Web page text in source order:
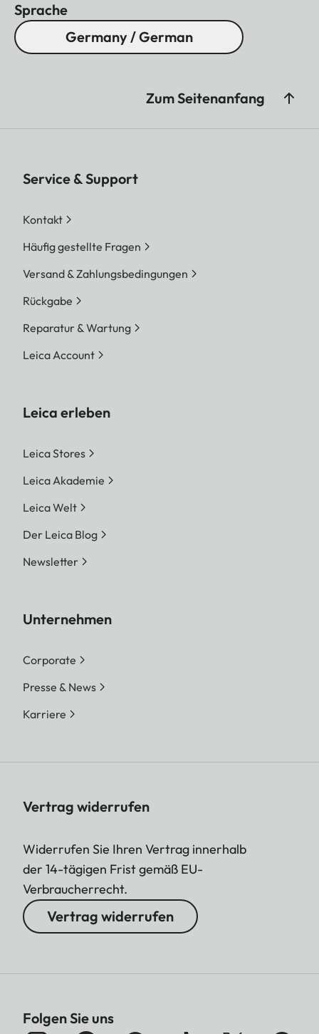
Bei der Verwendung der
Zwischenringe kann die
als scharf
anvisierten Ebene abweichen.
Sprache
Germany / German
Zum Seitenanfang
Service & Support
Kontakt
Häufig gestellte Fragen
Versand & Zahlungsbedingungen
Rückgabe
Reparatur & Wartung
Leica Account
Leica erleben
Leica Stores
Leica Akademie
Leica Welt
Der Leica Blog
Newsletter
Unternehmen
Corporate
Presse & News
Karriere
Vertrag widerrufen
Widerrufen Sie Ihren Vertrag innerhalb
der 14-tägigen Frist gemäß EU-
Verbraucherrecht.
Vertrag widerrufen
Folgen Sie uns